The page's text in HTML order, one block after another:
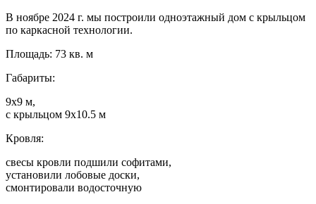
В ноябре 2024 г. мы построили одноэтажный дом с крыльцом
по каркасной технологии.
Площадь: 73 кв. м
Габариты:
9х9 м,
с крыльцом 9х10.5 м
Кровля:
свесы кровли подшили софитами,
установили лобовые доски,
смонтировали водосточную